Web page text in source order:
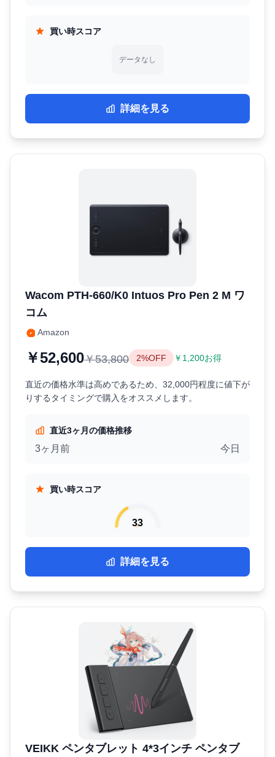
買い時スコア
データなし
詳細を見る
Wacom PTH-660/K0 Intuos Pro Pen 2 M ワ
コム
Amazon
￥52,600￥53,800 2%OFF ￥1,200お得
直近の価格水準は高めであるため、32,000円程度に値下が
りするタイミングで購入をオススメします。
直近3ヶ月の価格推移
3ヶ月前 今日
買い時スコア
33
詳細を見る
VEIKK ペンタブレット 4*3インチ ペンタブ